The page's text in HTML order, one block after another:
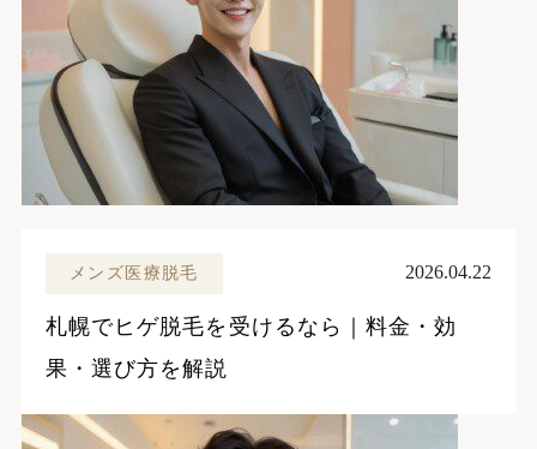
メンズ医療脱毛 2026.04.22
札幌でヒゲ脱毛を受けるなら｜料金・効
果・選び方を解説